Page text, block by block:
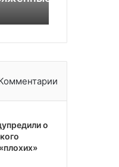
о